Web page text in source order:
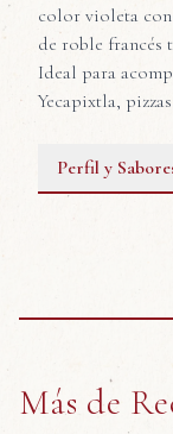
color violeta con
de roble francés
Ideal para
Yecapixtla,
Perfil y
Heno
Más de